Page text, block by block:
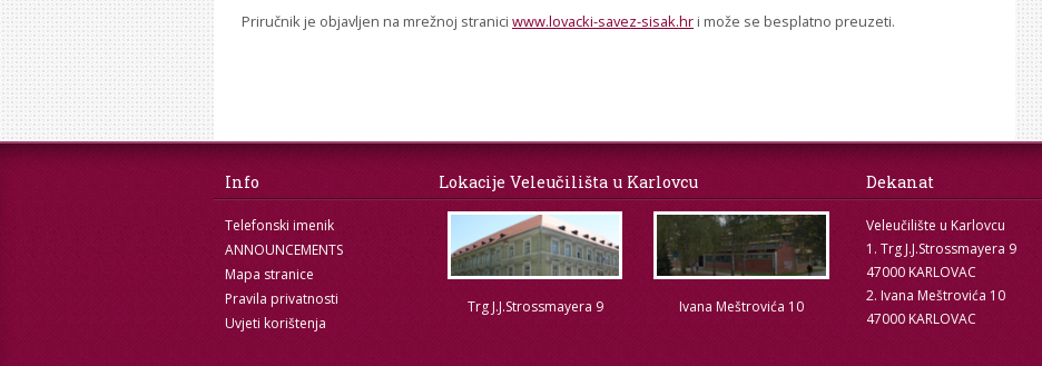
Priručnik je objavljen na mrežnoj stranici www.lovacki-savez-sisak.hr i može se besplatno preuzeti.
Info
Telefonski imenik
ANNOUNCEMENTS
Mapa stranice
Pravila privatnosti
Uvjeti korištenja
Lokacije Veleučilišta u Karlovcu
Trg J.J.Strossmayera 9 Ivana Meštrovića 10
Dekanat
Veleučilište u Karlovcu
1. Trg J.J.Strossmayera 9
47000 KARLOVAC
2. Ivana Meštrovića 10
47000 KARLOVAC